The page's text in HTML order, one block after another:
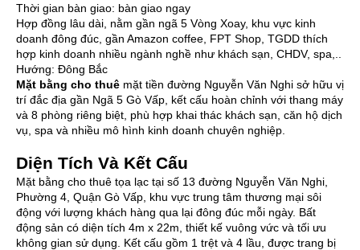
Thời gian bàn giao: bàn giao ngay
Hợp đồng lâu dài, nằm gần ngã 5 Vòng Xoay, khu vực kinh
doanh đông đúc, gần Amazon coffee, FPT Shop, TGDD thích
hợp kinh doanh nhiều ngành nghề như khách sạn, CHDV, spa,..
Hướng: Đông Bắc
Mặt bằng cho thuê mặt tiền đường Nguyễn Văn Nghi sở hữu vị
trí đắc địa gần Ngã 5 Gò Vấp, kết cấu hoàn chỉnh với thang máy
và 8 phòng riêng biệt, phù hợp khai thác khách sạn, căn hộ dịch
vụ, spa và nhiều mô hình kinh doanh chuyên nghiệp.
Diện Tích Và Kết Cấu
Mặt bằng cho thuê tọa lạc tại số 13 đường Nguyễn Văn Nghi,
Phường 4, Quận Gò Vấp, khu vực trung tâm thương mại sôi
động với lượng khách hàng qua lại đông đúc mỗi ngày. Bất
động sản có diện tích 4m x 22m, thiết kế vuông vức và tối ưu
không gian sử dụng. Kết cấu gồm 1 trệt và 4 lầu, được trang bị